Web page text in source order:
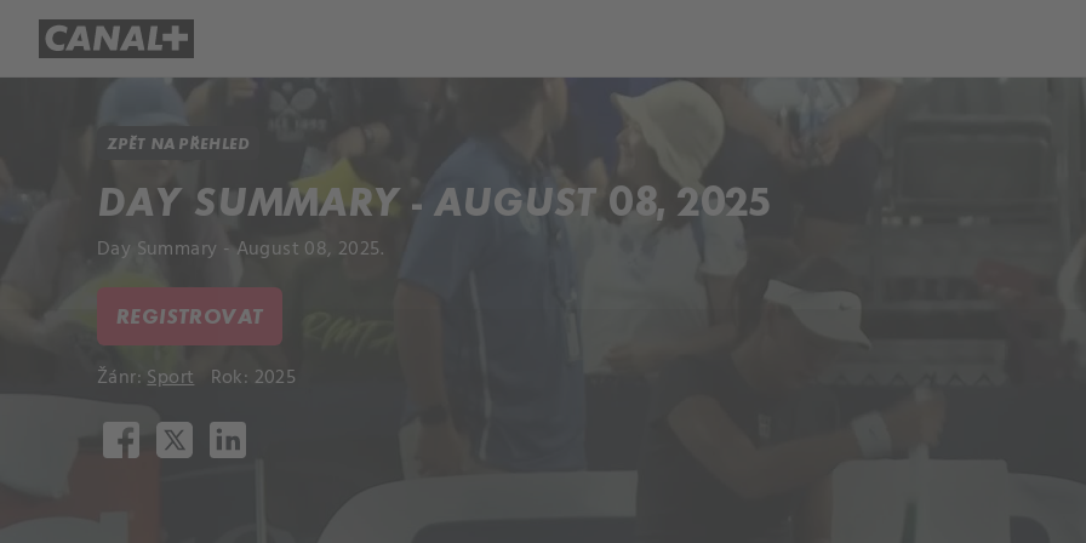
ZPĚT NA PŘEHLED
DAY SUMMARY - AUGUST 08, 2025
Day Summary - August 08, 2025.
REGISTROVAT
Žánr:Sport Rok: 2025